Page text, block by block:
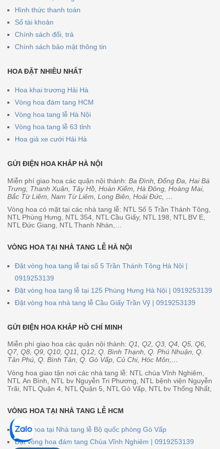
Hình thức thanh toán
Số tài khoản
Chính sách đổi, trả
Chính sách bảo mật thông tin
HOA ĐẶT NHIỀU NHẤT
Hoa khai trương Hải Hà
Vòng hoa đám tang HCM
Vòng hoa tang lễ Hà Nội
Vòng hoa tang lễ 63 tỉnh
Hoa giả xe cưới Hải Hà
GỬI ĐIỆN HOA KHẮP HÀ NỘI
Miễn phí giao hoa các quận nội thành: Ba Đình, Đống Đa, Hai Bà
Trưng, Thanh Xuân, Tây Hồ, Hoàn Kiếm, Hà Đông, Hoàng Mai,
Bắc Từ Liêm, Nam Từ Liêm, Long Biên, Hoài Đức, …
Vòng hoa có mặt tại các nhà tang lễ: NTL Số 5 Trần Thánh Tông,
NTL Phùng Hưng, NTL 354, NTL Cầu Giấy, NTL 198, NTL BV E,
NTL Đức Giang, NTL Thanh Nhàn,…
VÒNG HOA TẠI NHÀ TANG LỄ HÀ NỘI
Đặt vòng hoa tang lễ tại số 5 Trần Thánh Tông Hà Nội |
0919253139
Đặt vòng hoa tang lễ tại 125 Phùng Hưng Hà Nội | 0919253139
Đặt vòng hoa nhà tang lễ Cầu Giấy Trần Vỹ | 0919253139
GỬI ĐIỆN HOA KHẮP HỒ CHÍ MINH
Miễn phí giao hoa các quận nội thành: Q1, Q2, Q3, Q4, Q5, Q6,
Q7, Q8, Q9, Q10, Q11, Q12, Q. Bình Thạnh, Q. Phú Nhuận, Q.
Tân Phú, Q. Bình Tân, Q. Gò Vấp, Củ Chi, Hóc Môn,…
Vòng hoa giao tận nơi các nhà tang lễ: NTL chùa Vĩnh Nghiêm,
NTL An Bình, NTL bv Nguyễn Tri Phương, NTL bệnh viện Nguyễn
Trãi, NTL Quận 4, NTL Quận 5, NTL Gò Vấp, NTL bv Thống Nhất,
VÒNG HOA TẠI NHÀ TANG LỄ HCM
Vòng hoa tại Nhà tang lễ Bộ quốc phòng Gò Vấp
Đặt vòng hoa đám tang Chùa Vĩnh Nghiêm | 0919253139